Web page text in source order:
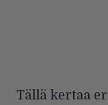
Tällä kertaa